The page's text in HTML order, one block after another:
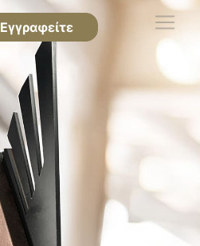
Εγγραφείτε